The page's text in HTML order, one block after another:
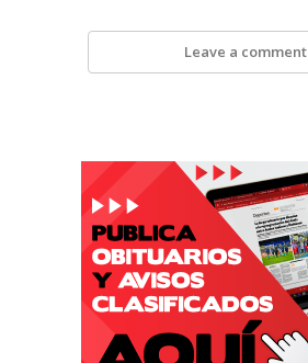
Leave a comment